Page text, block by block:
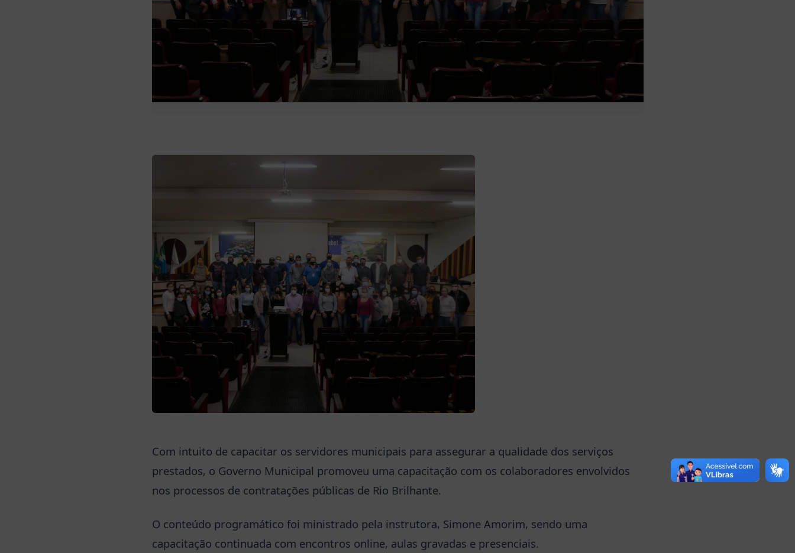
Com intuito de capacitar os servidores municipais para assegurar a qualidade dos serviços
prestados, o Governo Municipal promoveu uma capacitação com os colaboradores envolvidos
nos processos de contratações públicas de Rio Brilhante.
O conteúdo programático foi ministrado pela instrutora, Simone Amorim, sendo uma
capacitação continuada com encontros online, aulas gravadas e presenciais.